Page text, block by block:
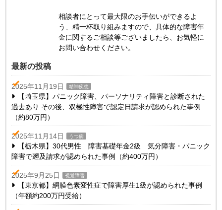
相談者にとって最大限のお手伝いができるよ
う、精一杯取り組みますので、具体的な障害年
金に関するご相談等ございましたら、お気軽に
お問い合わせください。
最新の投稿
2025年11月19日 精神疾患
【埼玉県】パニック障害、パーソナリティ障害と診断された
過去あり その後、双極性障害で認定日請求が認められた事例
（約80万円）
2025年11月14日 うつ病
【栃木県】30代男性 障害基礎年金2級 気分障害・パニック
障害で遡及請求が認められた事例（約400万円）
2025年9月25日 視覚障害
【東京都】網膜色素変性症で障害厚生1級が認められた事例
（年額約200万円受給）